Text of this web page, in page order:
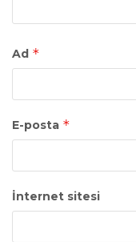
Ad *
E-posta *
İnternet sitesi